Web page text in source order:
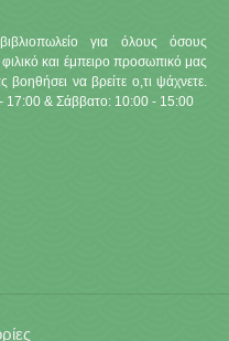
για όλους όσους
και έμπειρο προσωπικό μας
να βρείτε ο,τι ψάχνετε.
- 17:00 & Σάββατο: 10:00 - 15:00